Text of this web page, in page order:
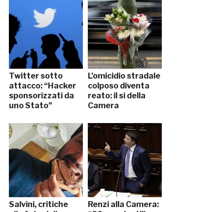
Twitter sotto
attacco: “Hacker
sponsorizzati da
uno Stato”
L’omicidio stradale
colposo diventa
reato: il si della
Camera
Salvini, critiche
Renzi alla Camera: